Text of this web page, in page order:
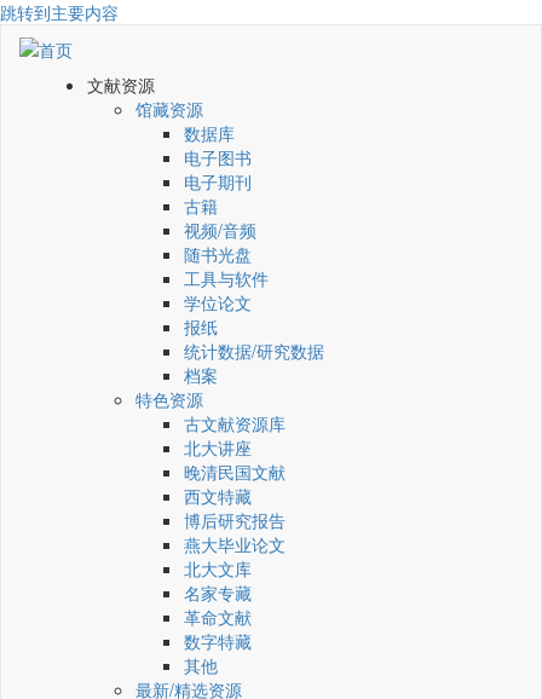
跳转到主要内容
文献资源
馆藏资源
数据库
电子图书
电子期刊
古籍
视频/音频
随书光盘
工具与软件
学位论文
报纸
统计数据/研究数据
档案
特色资源
古文献资源库
北大讲座
晚清民国文献
西文特藏
博后研究报告
燕大毕业论文
北大文库
名家专藏
革命文献
数字特藏
其他
最新/精选资源